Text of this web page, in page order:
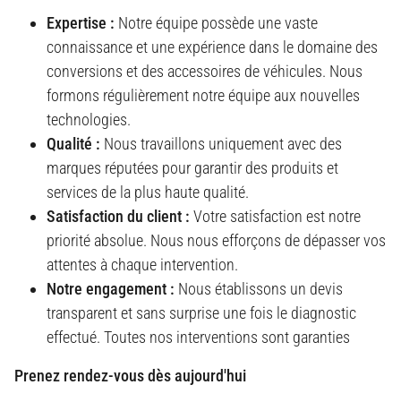
Expertise : Notre équipe possède une vaste
connaissance et une expérience dans le domaine des
conversions et des accessoires de véhicules. Nous
formons régulièrement notre équipe aux nouvelles
technologies.
Qualité : Nous travaillons uniquement avec des
marques réputées pour garantir des produits et
services de la plus haute qualité.
Satisfaction du client : Votre satisfaction est notre
priorité absolue. Nous nous efforçons de dépasser vos
attentes à chaque intervention.
Notre engagement : Nous établissons un devis
transparent et sans surprise une fois le diagnostic
effectué. Toutes nos interventions sont garanties
Prenez rendez-vous dès aujourd'hui